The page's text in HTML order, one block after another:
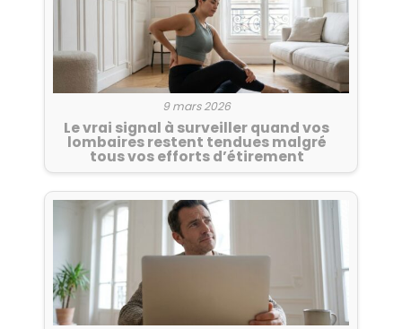
9 mars 2026
Le vrai signal à surveiller quand vos
lombaires restent tendues malgré
tous vos efforts d’étirement